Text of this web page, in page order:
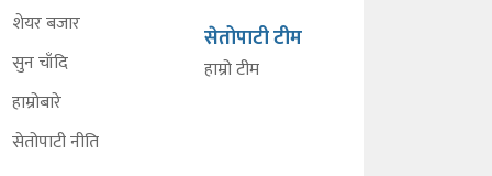
शेयर बजार
सुन चाँदि
हाम्रोबारे
सेतोपाटी नीति
सेतोपाटी टीम
हाम्रो टीम